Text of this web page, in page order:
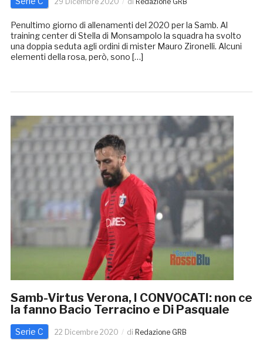
Penultimo giorno di allenamenti del 2020 per la Samb. Al
training center di Stella di Monsampolo la squadra ha svolto
una doppia seduta agli ordini di mister Mauro Zironelli. Alcuni
elementi della rosa, però, sono […]
Samb-Virtus Verona, I CONVOCATI: non ce
la fanno Bacio Terracino e Di Pasquale
Serie C 22 Dicembre 2020 di Redazione GRB